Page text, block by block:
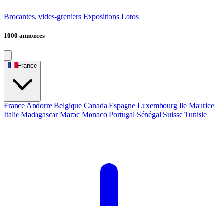
Brocantes, vides-greniers Expositions Lotos
1000-annonces
France
France Andorre Belgique Canada Espagne Luxembourg Ile Maurice
Italie Madagascar Maroc Monaco Portugal Sénégal Suisse Tunisie